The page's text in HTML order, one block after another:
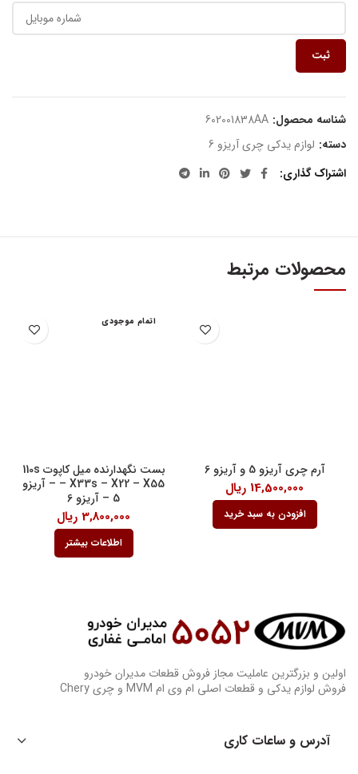
ثبت
شناسه محصول: 602001838AA
دسته: لوازم یدکی چری آریزو 6
اشتراک گذاری
محصولات مرتبط
آرم چری آریزو 5 و آریزو 6
14,500,000 ریال
افزودن به سبد خرید
اتمام موجودی
بست نگهدارنده میل کاپوت 110s
– X33s – X22 – X55 – آریزو
5 – آریزو 6
3,800,000 ریال
اطلاعات بیشتر
اولین و بزرگترین عاملیت مجاز فروش قطعات مدیران خودرو
فروش لوازم یدکی و قطعات اصلی ام وی ام MVM و چری Chery
آدرس و ساعات کاری